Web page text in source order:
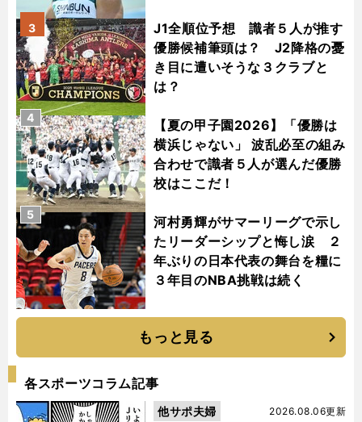
J1全順位予想 識者５人が推す
優勝候補筆頭は？ J2降格の憂
き目に遭いそうな３クラブと
は？
3
【夏の甲子園2026】「優勝は
横浜じゃない」 波乱必至の組み
合わせで識者５人が選んだ優勝
校はここだ！
4
河村勇輝がサマーリーグで示し
たリーダーシップと悔し涙 ２
年ぶりの日本代表の舞台を糧に
３年目のNBA挑戦は続く
5
もっと見る
各スポーツコラム記事
2026.08.06更新
他サポ夫婦